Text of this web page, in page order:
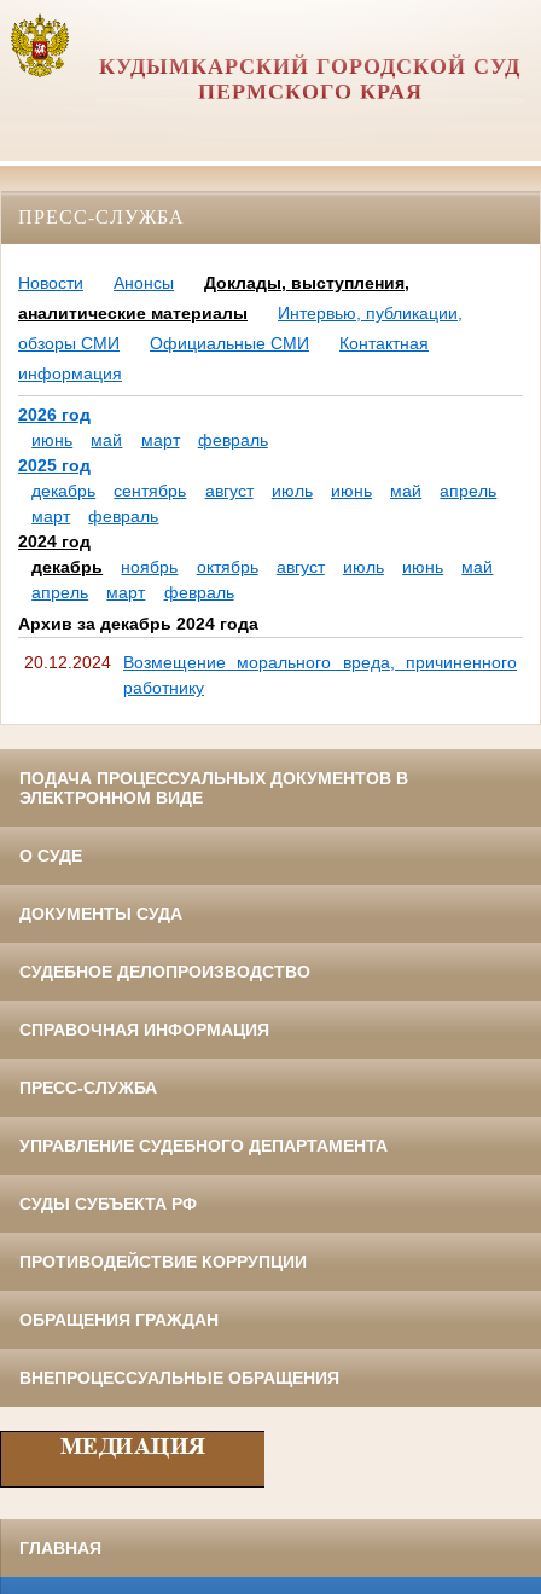
КУДЫМКАРСКИЙ ГОРОДСКОЙ СУД
ПЕРМСКОГО КРАЯ
ПРЕСС-СЛУЖБА
Новости Анонсы
Доклады, выступления,
аналитические материалы
Интервью, публикации,
обзоры СМИ
Официальные СМИ
Контактная
информация
2026 год
июнь
май март
февраль
2025 год
декабрь
сентябрь август июль июнь май
апрель
март
февраль
2024 год
декабрь
ноябрь октябрь август июль июнь
май
апрель
март
февраль
Архив за декабрь 2024 года
20.12.2024
Возмещение морального вреда, причиненного
работнику
ПОДАЧА ПРОЦЕССУАЛЬНЫХ ДОКУМЕНТОВ В
ЭЛЕКТРОННОМ ВИДЕ
О СУДЕ
ДОКУМЕНТЫ СУДА
СУДЕБНОЕ ДЕЛОПРОИЗВОДСТВО
СПРАВОЧНАЯ ИНФОРМАЦИЯ
ПРЕСС-СЛУЖБА
УПРАВЛЕНИЕ СУДЕБНОГО ДЕПАРТАМЕНТА
СУДЫ СУБЪЕКТА РФ
ПРОТИВОДЕЙСТВИЕ КОРРУПЦИИ
ОБРАЩЕНИЯ ГРАЖДАН
ВНЕПРОЦЕССУАЛЬНЫЕ ОБРАЩЕНИЯ
ГЛАВНАЯ